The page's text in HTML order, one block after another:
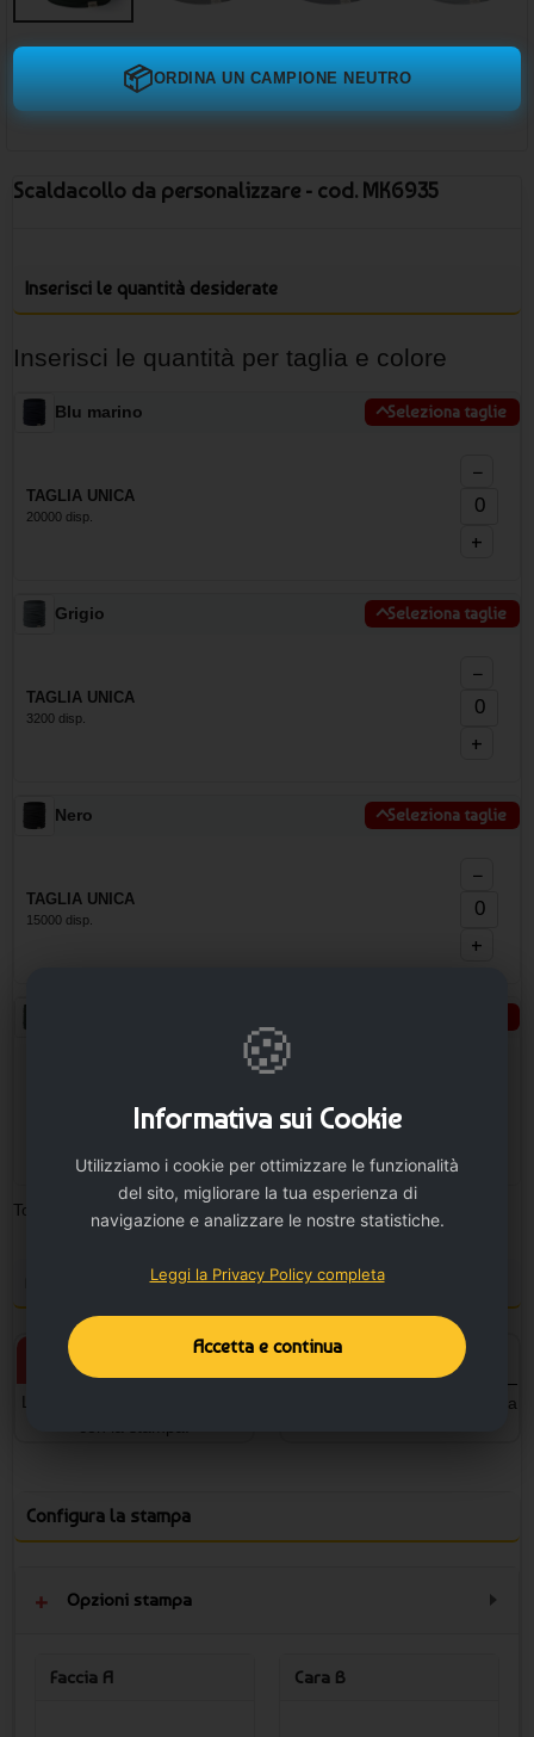
📦ORDINA UN CAMPIONE NEUTRO
Scaldacollo da personalizzare - cod. MK6935
Inserisci le quantità desiderate
Inserisci le quantità per taglia e colore
Blu marino Seleziona taglie
TAGLIA UNICA
20000 disp.
−
+
Grigio Seleziona taglie
TAGLIA UNICA
3200 disp.
−
+
Nero Seleziona taglie
TAGLIA UNICA
15000 disp.
−
+
Totale pezzi: 0 Minimo ordinabile: 10
Personalizza il prodotto e vedi il tuo preventivo
Prodotto personalizzato
L'articolo verrà personalizzato
Prodotto neutro
L'articolo sarà senza la stampa
Configura la stampa
Opzioni stampa
Faccia A Cara B
🍪
Informativa sui Cookie
Utilizziamo i cookie per ottimizzare le funzionalità
del sito, migliorare la tua esperienza di
navigazione e analizzare le nostre statistiche.
Leggi la Privacy Policy completa
Accetta e continua